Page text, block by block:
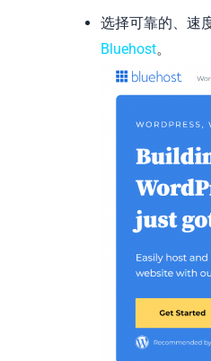
选择可靠的、速
Bluehost。